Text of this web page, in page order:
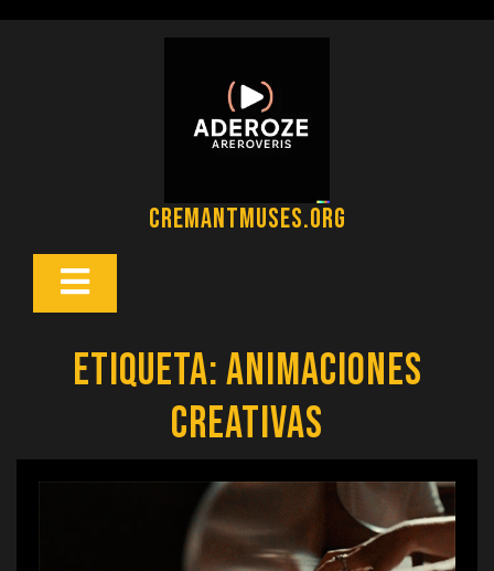
cremantmuses.org
Botón
Etiqueta:animaciones
creativas